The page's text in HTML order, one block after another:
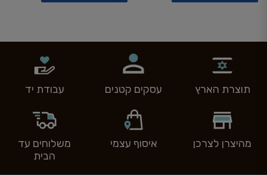
תוצרת הארץ עסקים קטנים עבודת יד
מהיצרן לצרכן איסוף עצמי
משלוחים עד
הבית